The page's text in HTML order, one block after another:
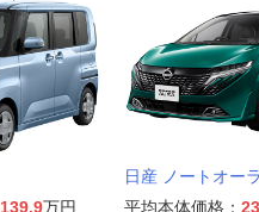
139.9万円
日産 ノートオーラ
平均本体価格：